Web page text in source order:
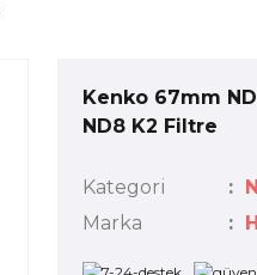
Kenko 67mm
ND8 K2 Filtre
Kategori
Marka